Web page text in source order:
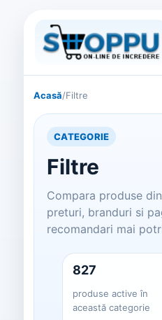
Acasă/Filtre
CATEGORIE
Filtre
Compara produse
preturi, branduri si
recomandari mai
827
produse active în
această categorie